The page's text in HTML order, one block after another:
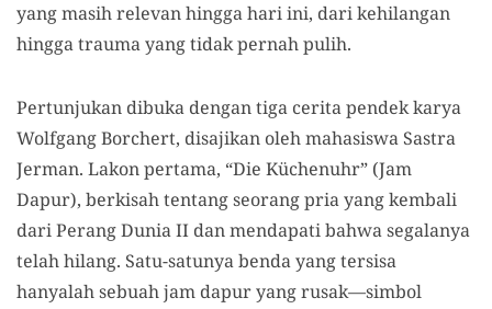
yang masih relevan hingga hari ini, dari kehilangan
hingga trauma yang tidak pernah pulih.
Pertunjukan dibuka dengan tiga cerita pendek karya
Wolfgang Borchert, disajikan oleh mahasiswa Sastra
Jerman. Lakon pertama, “Die Küchenuhr” (Jam
Dapur), berkisah tentang seorang pria yang kembali
dari Perang Dunia II dan mendapati bahwa segalanya
telah hilang. Satu-satunya benda yang tersisa
hanyalah sebuah jam dapur yang rusak—simbol